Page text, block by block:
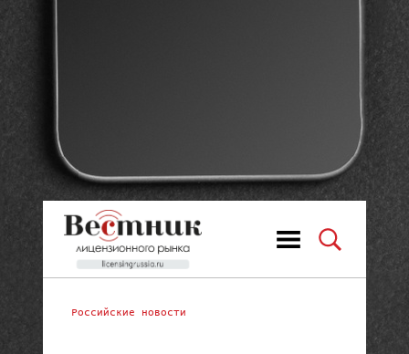
Российские новости